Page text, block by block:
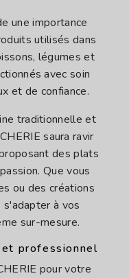
une importance
utilisés dans
légumes et
avec soin
et de confiance.
traditionnelle et
saura ravir
des plats
Que vous
ou des créations
à vos
sur-mesure.
professionnel
pour votre